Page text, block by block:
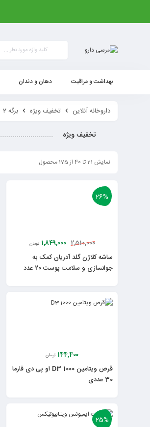
بهداشت و مراقبت دهان و دندان
داروخانه آنلاین تخفیف ویژه برگه 2
تخفیف ویژه
نمایش 21 تا 40 از 175 محصول
26%
2,510,000
1,849,000 تومان
ساشه کلاژن گلد آدریان کمک به
جوانسازی و سلامت پوست 20 عدد
144,400 تومان
قرص ویتامین D3 1000 او پی دی فارما
30 عددی
25%